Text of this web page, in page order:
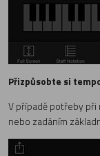
Přizpůsobte si
V případě potřeby
nebo zadáním